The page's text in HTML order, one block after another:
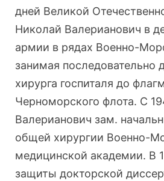
дней Великой
Николай Валерианович в
армии в рядах Во­енно-
занимая последовательно
хирурга госпиталя до
Чер­номорского флота. С
Валерианович зам.
общей хирургии Военно-
медицинской академии. В
защиты докторской